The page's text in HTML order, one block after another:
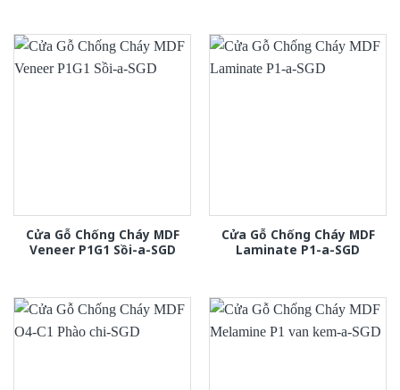
Cửa Gỗ Chống Cháy MDF
Veneer P1G1 Sồi-a-SGD
Cửa Gỗ Chống Cháy MDF
Laminate P1-a-SGD